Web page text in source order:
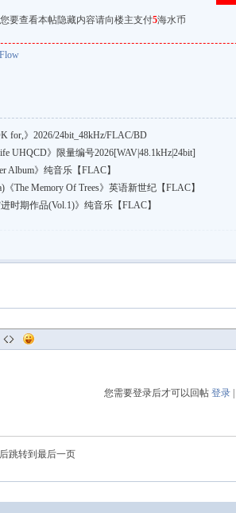
要查看本帖隐藏内容请向楼主支付5海水币
Flow
for,》2026/24bit_48kHz/FLAC/BD
UHQCD》限量编号2026[WAV|48.1kHz|24bit]
Album》纯音乐【FLAC】
The Memory Of Trees》英语新世纪【FLAC】
时期作品(Vol.1)》纯音乐【FLAC】
您需要登录后才可以回帖 登录
跳转到最后一页